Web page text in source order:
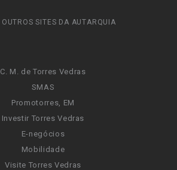
OUTROS SITES DA AUTARQUIA
C. M. de Torres Vedras
SMAS
Promotorres, EM
Investir Torres Vedras
E-negócios
Mobilidade
Visite Torres Vedras